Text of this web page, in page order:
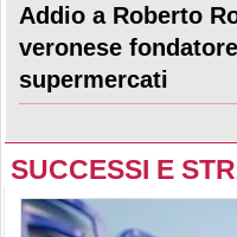
Addio a Roberto
veronese
supermercati
SUCCESSI E